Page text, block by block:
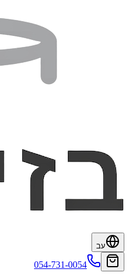
עב
054-731-0054